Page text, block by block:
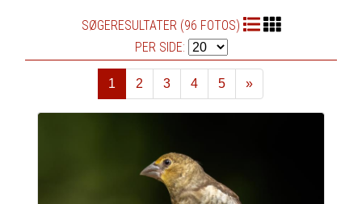
SØGERESULTATER (96 FOTOS)
PER SIDE:
1 2 3 4 5
»
Næste